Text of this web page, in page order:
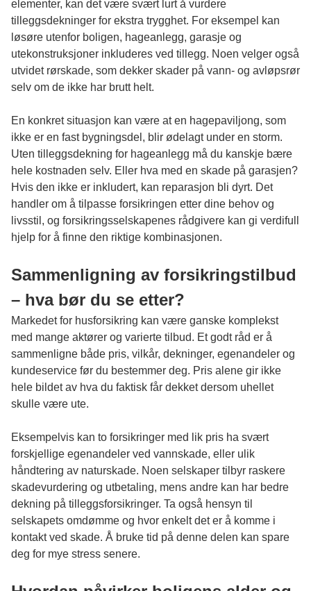
elementer, kan det være svært lurt å vurdere
tilleggsdekninger for ekstra trygghet. For eksempel kan
løsøre utenfor boligen, hageanlegg, garasje og
utekonstruksjoner inkluderes ved tillegg. Noen velger også
utvidet rørskade, som dekker skader på vann- og avløpsrør
selv om de ikke har brutt helt.
En konkret situasjon kan være at en hagepaviljong, som
ikke er en fast bygningsdel, blir ødelagt under en storm.
Uten tilleggsdekning for hageanlegg må du kanskje bære
hele kostnaden selv. Eller hva med en skade på garasjen?
Hvis den ikke er inkludert, kan reparasjon bli dyrt. Det
handler om å tilpasse forsikringen etter dine behov og
livsstil, og forsikringsselskapenes rådgivere kan gi verdifull
hjelp for å finne den riktige kombinasjonen.
Sammenligning av forsikringstilbud
– hva bør du se etter?
Markedet for husforsikring kan være ganske komplekst
med mange aktører og varierte tilbud. Et godt råd er å
sammenligne både pris, vilkår, dekninger, egenandeler og
kundeservice før du bestemmer deg. Pris alene gir ikke
hele bildet av hva du faktisk får dekket dersom uhellet
skulle være ute.
Eksempelvis kan to forsikringer med lik pris ha svært
forskjellige egenandeler ved vannskade, eller ulik
håndtering av naturskade. Noen selskaper tilbyr raskere
skadevurdering og utbetaling, mens andre kan har bedre
dekning på tilleggsforsikringer. Ta også hensyn til
selskapets omdømme og hvor enkelt det er å komme i
kontakt ved skade. Å bruke tid på denne delen kan spare
deg for mye stress senere.